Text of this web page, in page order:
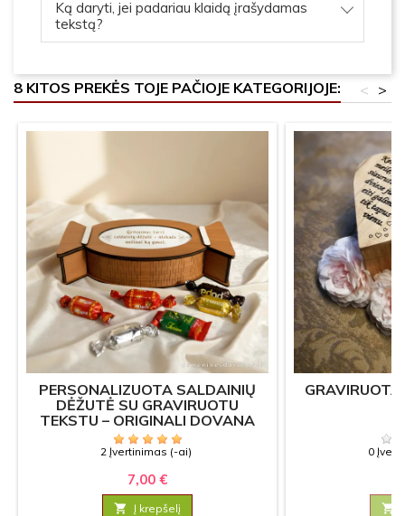
Ką daryti, jei padariau klaidą įrašydamas
tekstą?
8 KITOS PREKĖS TOJE PAČIOJE KATEGORIJOJE: >
<
PERSONALIZUOTA SALDAINIŲ
DĖŽUTĖ SU GRAVIRUOTU
TEKSTU – ORIGINALI DOVANA
2 Įvertinimas (-ai)
7,00 €
 Į krepšelį
GRAVIRUOTA
0
